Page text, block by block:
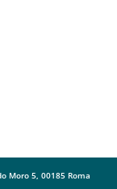
Moro 5, 00185 Roma